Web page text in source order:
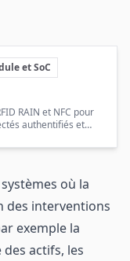
et SoC
RAIN et NFC pour
authentifiés et
où la
des interventions
exemple la
actifs, les